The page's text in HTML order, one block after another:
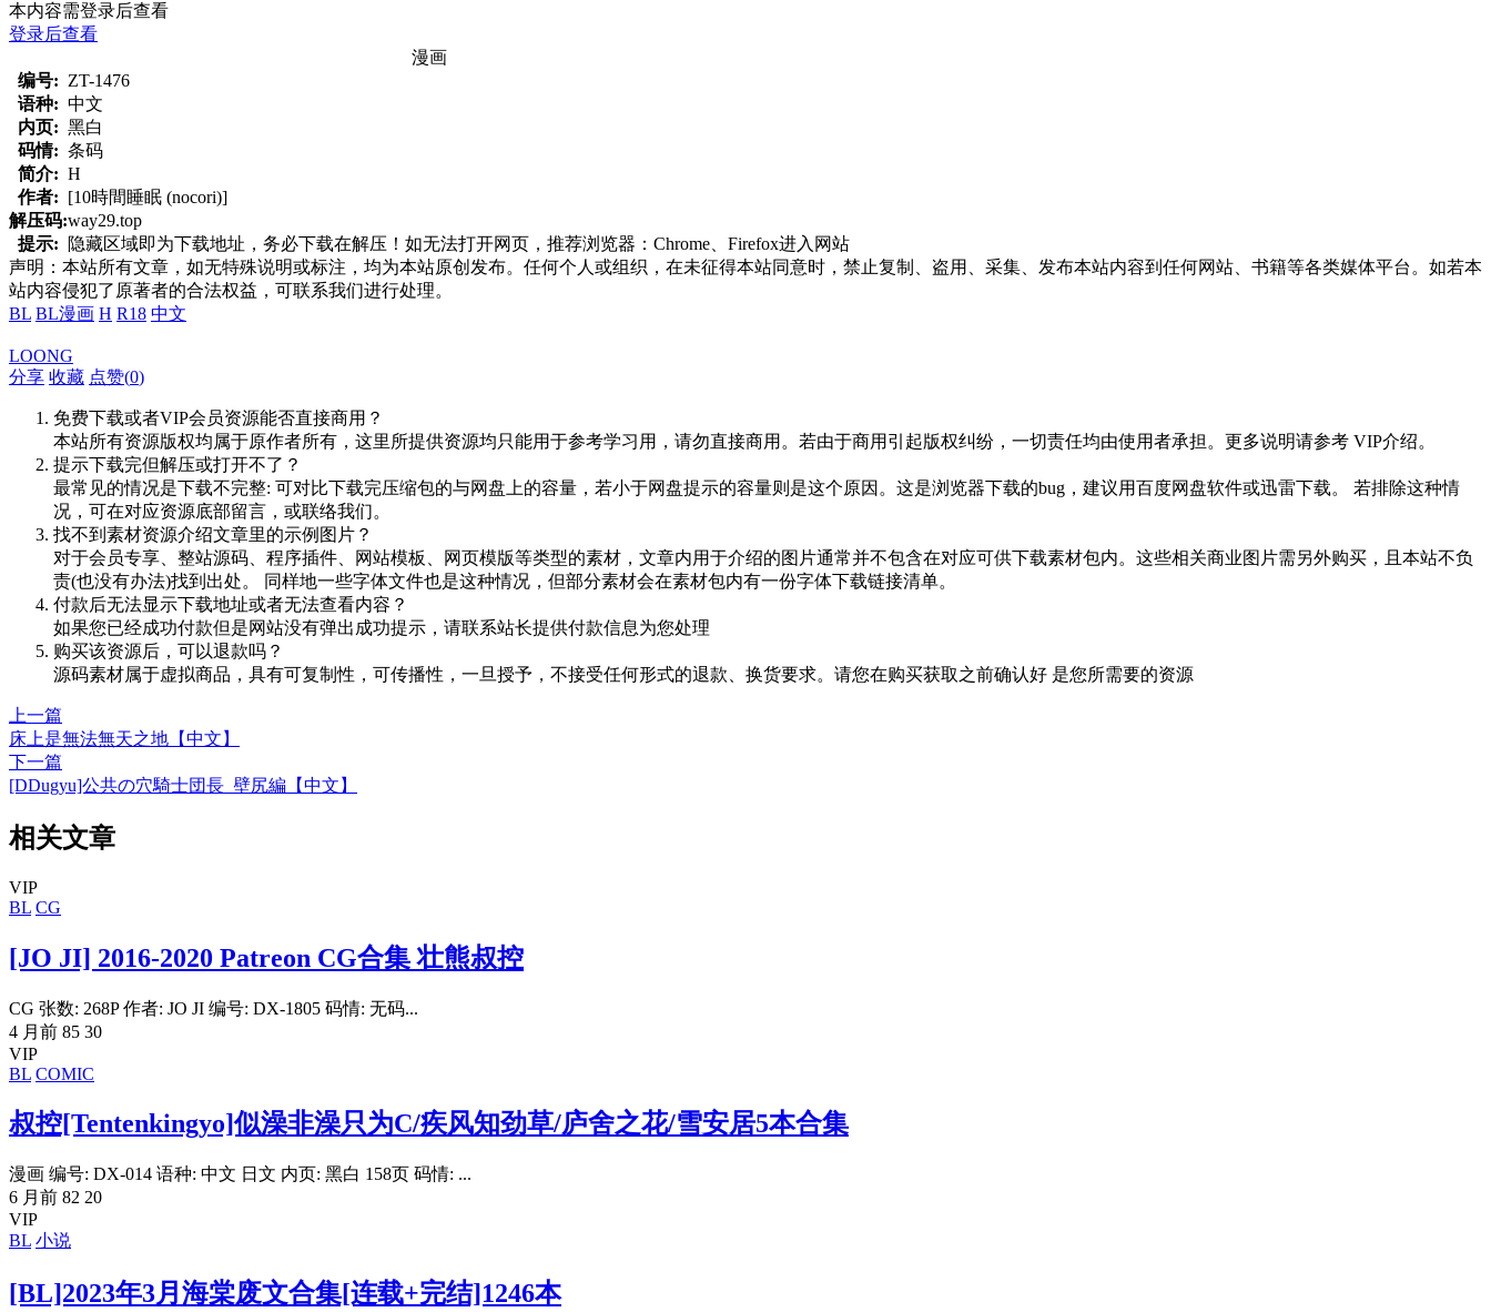
本内容需登录后查看
登录后查看
漫画
编号: ZT-1476
语种: 中文
内页: 黑白
码情: 条码
简介: H
作者: [10時間睡眠 (nocori)]
解压码:way29.top
提示:
隐藏区域即为下载地址，务必下载在解压！如无法打开网页，推荐浏览器：Chrome、Firefox进入网站
声明：本站所有文章，如无特殊说明或标注，均为本站原创发布。任何个人或组织，在未征得本站同意时，禁止复制、盗用、采集、发布本站内容到任何网站、书籍等各类媒体平台。如若本
站内容侵犯了原著者的合法权益，可联系我们进行处理。
BL BL漫画 H R18 中文
LOONG
分享 收藏 点赞(0)
免费下载或者VIP会员资源能否直接商用？
本站所有资源版权均属于原作者所有，这里所提供资源均只能用于参考学习用，请勿直接商用。若由于商用引起版权纠纷，一切责任均由使用者承担。更多说明请参考 VIP介绍。
提示下载完但解压或打开不了？
最常见的情况是下载不完整: 可对比下载完压缩包的与网盘上的容量，若小于网盘提示的容量则是这个原因。这是浏览器下载的bug，建议用百度网盘软件或迅雷下载。 若排除这种情
况，可在对应资源底部留言，或联络我们。
找不到素材资源介绍文章里的示例图片？
对于会员专享、整站源码、程序插件、网站模板、网页模版等类型的素材，文章内用于介绍的图片通常并不包含在对应可供下载素材包内。这些相关商业图片需另外购买，且本站不负
责(也没有办法)找到出处。 同样地一些字体文件也是这种情况，但部分素材会在素材包内有一份字体下载链接清单。
付款后无法显示下载地址或者无法查看内容？
如果您已经成功付款但是网站没有弹出成功提示，请联系站长提供付款信息为您处理
购买该资源后，可以退款吗？
源码素材属于虚拟商品，具有可复制性，可传播性，一旦授予，不接受任何形式的退款、换货要求。请您在购买获取之前确认好 是您所需要的资源
上一篇
床上是無法無天之地【中文】
下一篇
[DDugyu]公共の穴騎士団長_壁尻編【中文】
相关文章
VIP
BL CG
[JO JI] 2016-2020 Patreon CG合集 壮熊叔控
CG 张数: 268P 作者: JO JI 编号: DX-1805 码情: 无码...
4 月前 85 30
VIP
BL COMIC
叔控[Tentenkingyo]似澡非澡只为C/疾风知劲草/庐舍之花/雪安居5本合集
漫画 编号: DX-014 语种: 中文 日文 内页: 黑白 158页 码情: ...
6 月前 82 20
VIP
BL 小说
[BL]2023年3月海棠废文合集[连载+完结]1246本